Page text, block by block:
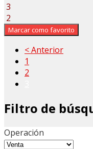
3
2
Marcar como favorito
< Anterior
1
2
Filtro de
Operación